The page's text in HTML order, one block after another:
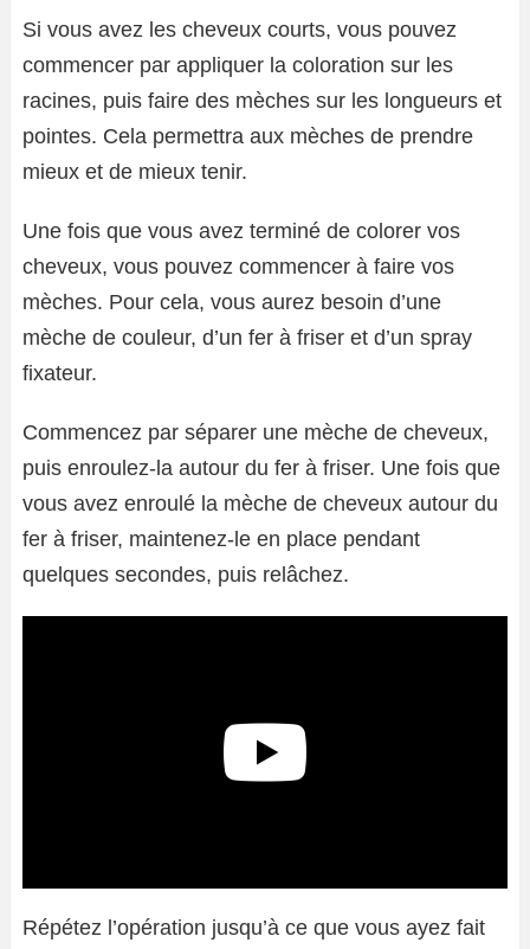
Si vous avez les cheveux courts, vous pouvez
commencer par appliquer la coloration sur les
racines, puis faire des mèches sur les longueurs et
pointes. Cela permettra aux mèches de prendre
mieux et de mieux tenir.
Une fois que vous avez terminé de colorer vos
cheveux, vous pouvez commencer à faire vos
mèches. Pour cela, vous aurez besoin d’une
mèche de couleur, d’un fer à friser et d’un spray
fixateur.
Commencez par séparer une mèche de cheveux,
puis enroulez-la autour du fer à friser. Une fois que
vous avez enroulé la mèche de cheveux autour du
fer à friser, maintenez-le en place pendant
quelques secondes, puis relâchez.
Répétez l’opération jusqu’à ce que vous ayez fait